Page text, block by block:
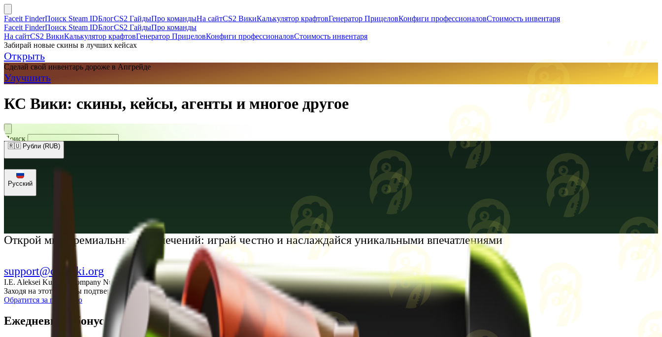
Faceit FinderПоиск Steam IDБлогCS2 ГайдыПро командыНа сайтCS2 ВикиКалькулятор крафтовГенератор ПрицеловКонфиги профессионаловСтоимость инвентаря
Faceit FinderПоиск Steam IDБлогCS2 ГайдыПро команды
На сайтCS2 ВикиКалькулятор крафтовГенератор ПрицеловКонфиги профессионаловСтоимость инвентаря
Забирай новые скины в лучших кейсах
Открыть
Сделай свой инвентарь дороже в Апгрейде
Улучшить
КС Вики: скины, кейсы, агенты и многое другое
Поиск
🇷🇺 Рубли (RUB)
Русский
Открой мир премиальных развлечений: играй честно и наслаждайся уникальными впечатлениями
support@cs-wiki.org
I.E. Aleksei Kurtkin, Company Number 300464601, Georgia, City Batumi, Zhiuli Shartava Avenue, N 32, Apartment N87, Floor N6
Заходя на этот сайт, вы подтверждаете, что вам исполнилось 18 лет. Проблемы с азартными играми?
Обратится за помощью
Ежедневные бонусы